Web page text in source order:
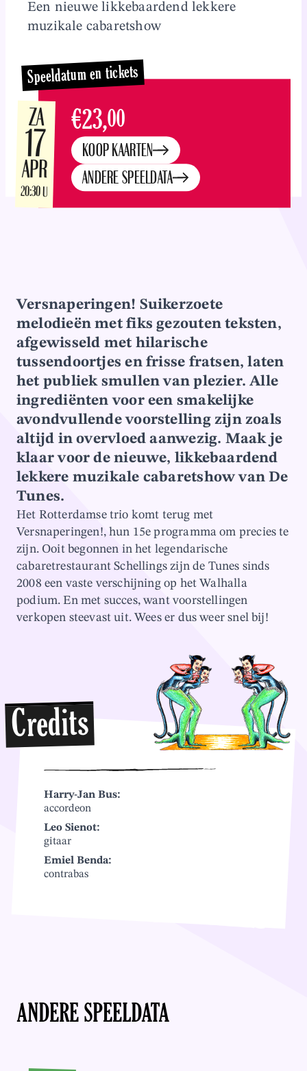
Overslaan en naar inhoud gaan
Een nieuwe likkebaardend lekkere
muzikale cabaretshow
ZA
17
APR
20:30 U
Speeldatum en tickets
€23,00
KOOP KAARTEN
ANDERE SPEELDATA
Versnaperingen! Suikerzoete
melodieën met fiks gezouten teksten,
afgewisseld met hilarische
tussendoortjes en frisse fratsen, laten
het publiek smullen van plezier. Alle
ingrediënten voor een smakelijke
avondvullende voorstelling zijn zoals
altijd in overvloed aanwezig. Maak je
klaar voor de nieuwe, likkebaardend
lekkere muzikale cabaretshow van De
Tunes.
Het Rotterdamse trio komt terug met
Versnaperingen!, hun 15e programma om precies te
zijn. Ooit begonnen in het legendarische
cabaretrestaurant Schellings zijn de Tunes sinds
2008 een vaste verschijning op het Walhalla
podium. En met succes, want voorstellingen
verkopen steevast uit. Wees er dus weer snel bij!
Credits
Harry-Jan Bus:
accordeon
Leo Sienot:
gitaar
Emiel Benda:
contrabas
ANDERE SPEELDATA